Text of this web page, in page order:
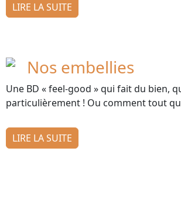
LIRE LA SUITE
Nos embellies
Une BD « feel-good » qui fait du bien,
particulièrement ! Ou comment tout
LIRE LA SUITE